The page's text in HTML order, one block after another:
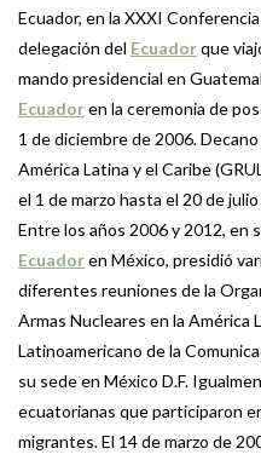
Ecuador, en la XXXI
delegación del Ecuadorque
mando presidencial en
Ecuadoren la ceremonia de
1 de diciembre de 2006.
América Latina y el Caribe
el 1 de marzo hasta el 20 de
Entre los años 2006 y 2012, en
Ecuadoren México, presidió
diferentes reuniones de la
Armas Nucleares en la
Latinoamericano de la
su sede en México D.F.
ecuatorianas que participaron
migrantes. El 14 de marzo de